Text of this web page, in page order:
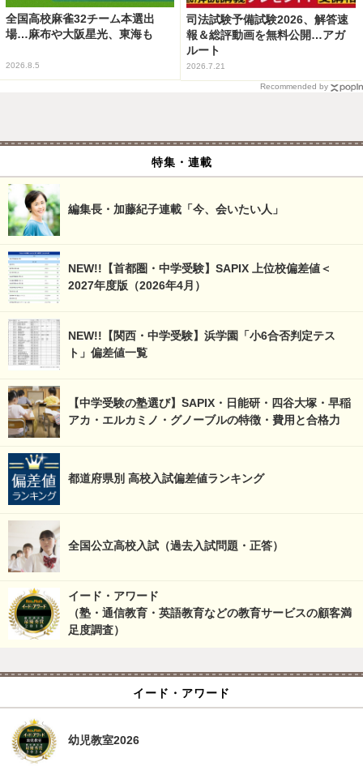
全国高校麻雀32チーム本選出
場…麻布や大阪星光、東海も
2026.8.5
司法試験予備試験2026、解答速
報＆総評動画を無料公開…アガ
ルート
2026.7.21
Recommended by
特集・連載
編集長・加藤紀子連載「今、会いたい人」
NEW!!【首都圏・中学受験】SAPIX 上位校偏差値＜
2027年度版（2026年4月）
NEW!!【関西・中学受験】浜学園「小6合否判定テス
ト」偏差値一覧
【中学受験の塾選び】SAPIX・日能研・四谷大塚・早稲
アカ・エルカミノ・グノーブルの特徴・費用と合格力
都道府県別 高校入試偏差値ランキング
全国公立高校入試（過去入試問題・正答）
イード・アワード
（塾・通信教育・英語教育などの教育サービスの顧客満
足度調査）
イード・アワード
幼児教室2026